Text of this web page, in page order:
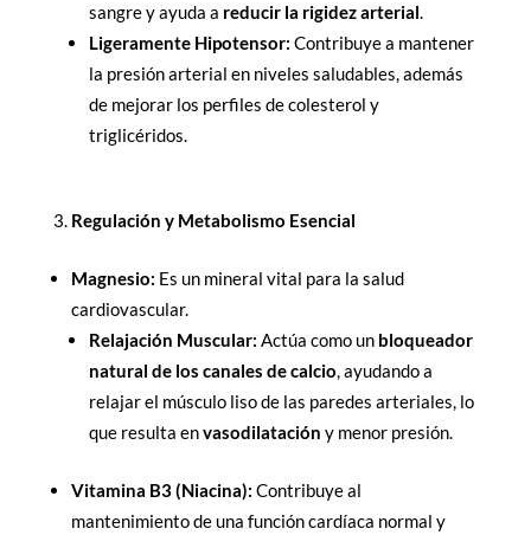
sangre y ayuda a reducir la rigidez arterial.
Ligeramente Hipotensor: Contribuye a mantener
la presión arterial en niveles saludables, además
de mejorar los perfiles de colesterol y
triglicéridos.
Regulación y Metabolismo Esencial
Magnesio: Es un mineral vital para la salud
cardiovascular.
Relajación Muscular: Actúa como un bloqueador
natural de los canales de calcio, ayudando a
relajar el músculo liso de las paredes arteriales, lo
que resulta envasodilatación y menor presión.
Vitamina B3 (Niacina): Contribuye al
mantenimiento de una función cardíaca normal y